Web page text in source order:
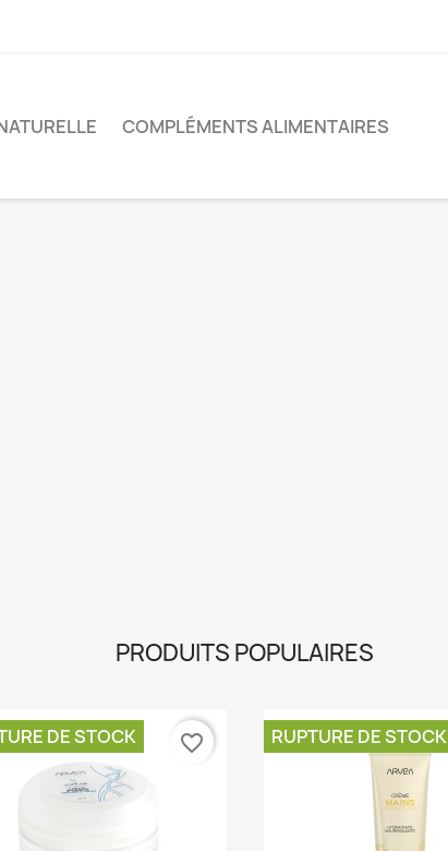
COMPLÉMENTS ALIMENTAIRES
PRODUITS POPULAIRES
DE STOCK favorite_border RUPTURE DE STOCK